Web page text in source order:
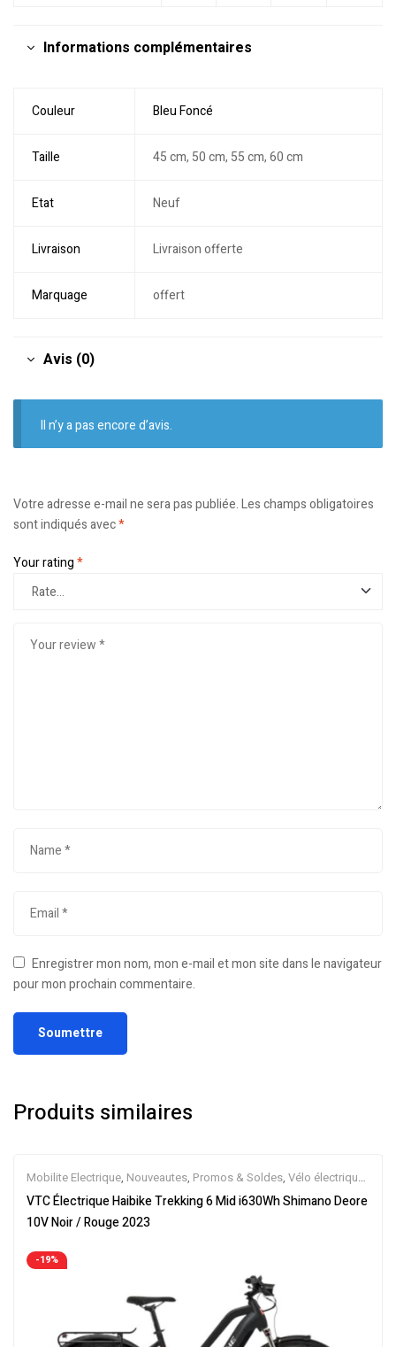
Informations complémentaires
Couleur Bleu Foncé
Taille 45 cm, 50 cm, 55 cm, 60 cm
Etat Neuf
Livraison Livraison offerte
Marquage offert
Avis (0)
Il n’y a pas encore d’avis.
Votre adresse e-mail ne sera pas publiée.Les champs obligatoires
sont indiqués avec*
Your rating*
Enregistrer mon nom, mon e-mail et mon site dans le navigateur
pour mon prochain commentaire.
Produits similaires
Mobilite Electrique, Nouveautes, Promos & Soldes, Vélo électrique
ville,Velos Electriques,VTC Electrique
VTC Électrique Haibike Trekking 6 Mid i630Wh Shimano Deore
10V Noir / Rouge 2023
-19%